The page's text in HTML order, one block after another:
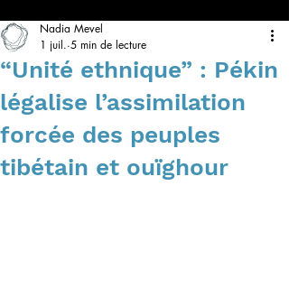
“Unité ethnique” : Pékin
légalise l’assimilation
forcée des peuples
tibétain et ouïghour
Nadia Mevel
1 juil. 5 min de lecture